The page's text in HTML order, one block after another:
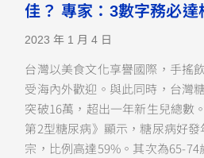
佳？ 專家：3數字務必達
2023 年 1 月 4 日
台灣以美食文化享譽國際，手搖
受海內外歡迎。與此同時，台灣
突破16萬，超出一年新生兒總數
第2型糖尿病》顯示，糖尿病好
宗，比例高達59%。其次為65-